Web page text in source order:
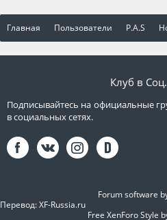
Главная Пользователи P.A.S
Клуб в
Подписывайтесь на официальные
в социальных сетях.
Forum software
Перевод:XF-Russia.ru
Free XenForo Style